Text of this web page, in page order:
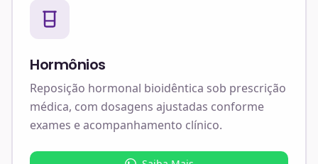
Hormônios
Reposição hormonal bioidêntica sob prescrição
médica, com dosagens ajustadas conforme
exames e acompanhamento clínico.